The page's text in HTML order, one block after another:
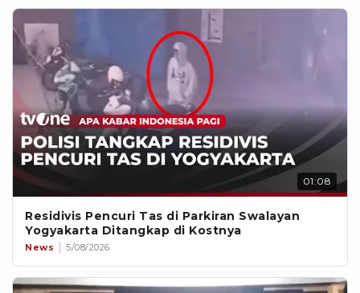
01:08
Residivis Pencuri Tas di Parkiran Swalayan
Yogyakarta Ditangkap di Kostnya
News 5/08/2026